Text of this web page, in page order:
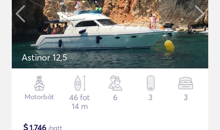
Astinor 12,5
Motorbåt
46 fot
14 m
6 3 3
$1,746 /natt